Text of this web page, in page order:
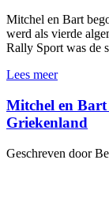
Mitchel en Bart
werd als vierde
Rally Sport was de
Lees meer
Mitchel en
Griekenland
Geschreven door